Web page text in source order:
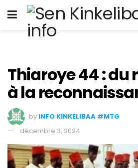
Thiaroye 44 : du
à la
by INFO KINKELIBAA #MTG
décembre 3, 2024